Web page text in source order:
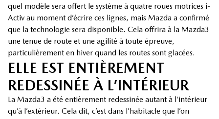
quel modèle sera offert le système à quatre roues motrices i-
Activ au moment d’écrire ces lignes, mais Mazda a confirmé
que la technologie sera disponible. Cela offrira à la Mazda3
une tenue de route et une agilité à toute épreuve,
particulièrement en hiver quand les routes sont glacées.
ELLE EST ENTIÈREMENT
REDESSINÉE À L’INTÉRIEUR
La Mazda3 a été entièrement redessinée autant à l’intérieur
qu’à l’extérieur. Cela dit, c’est dans l’habitacle que l’on